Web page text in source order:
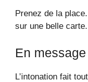
Prenez de la
sur une belle carte.
En
L’intonation fait